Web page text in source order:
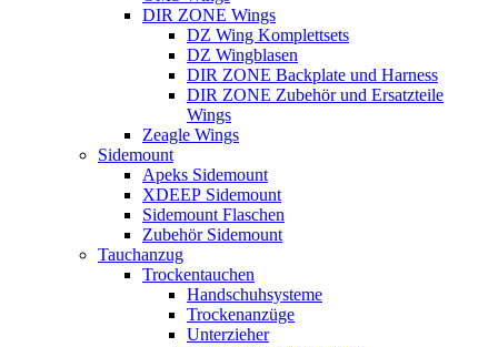
DIR ZONE Wings
DZ Wing Komplettsets
DZ Wingblasen
DIR ZONE Backplate und Harness
DIR ZONE Zubehör und Ersatzteile
Wings
Zeagle Wings
Sidemount
Apeks Sidemount
XDEEP Sidemount
Sidemount Flaschen
Zubehör Sidemount
Tauchanzug
Trockentauchen
Handschuhsysteme
Trockenanzüge
Unterzieher